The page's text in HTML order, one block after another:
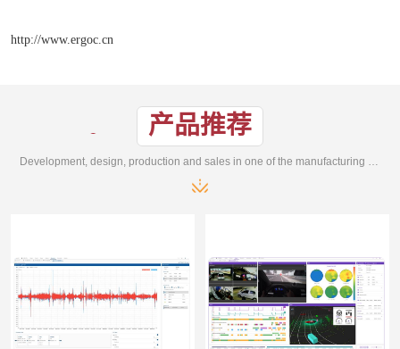
http://www.ergoc.cn
产品推荐
Development, design, production and sales in one of the manufacturing enterprises